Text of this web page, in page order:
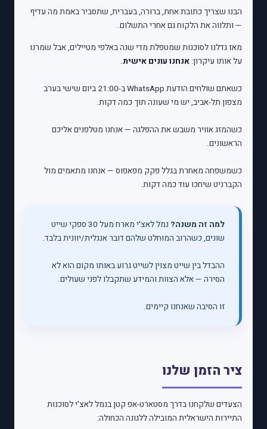
הבנו שצריך כתובת אחת, ברורה, בעברית, שתסביר באמת מה עדיף
— ותלווה את הלקוח גם אחרי התשלום.
מאז גדלנו לסוכנות שמטפלת מדי שנה באלפי מטיילים, אבל שמרנו
על אותו עיקרון:אנחנו עונים אישית.
כשאתם שולחים הודעת WhatsApp ב-21:00 ביום שישי בערב
מצפון תל-אביב, יש מי שעונה תוך כמה דקות.
כשהמזג אוויר משבש את ההפלגה — אנחנו מטלפנים אליכם
הראשונים.
כשמשפחה מאחרת בגלל פקק מפאפוס — אנחנו מתאמים מול
הקברניט שיחכו עוד כמה דקות.
למה זה משנה?
נמל לאצ'י מארח מעל 30 ספקי שייט
שונים, כשהרוב המוחלט שלהם דובר אנגלית/יוונית בלבד.
ההבדל בין שייט מצוין לשייט גרוע באותו מקום הוא לא
הסירה — אלא הצוות והמידע שתקבלו לפני שעולים.
זו הסיבה שאנחנו קיימים.
ציר הזמן שלנו
הצעדים שלקחנו בדרך מסטארט-אפ קטן בנמל לאצ'י לסוכנות
התיירות הישראלית המובילה ללגונה הכחולה: